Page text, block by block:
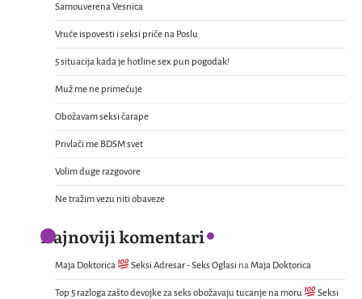
Samouverena Vesnica
Vruće ispovesti i seksi priče na Poslu
5 situacija kada je hotline sex pun pogodak!
Muž me ne primećuje
Obožavam seksi čarape
Privlači me BDSM svet
Volim duge razgovore
Ne tražim vezu niti obaveze
Najnoviji komentari
Maja Doktorica Seksi Adresar - Seks Oglasi naMaja Doktorica
Top 5 razloga zašto devojke za seks obožavaju tucanje na moru
Seksi